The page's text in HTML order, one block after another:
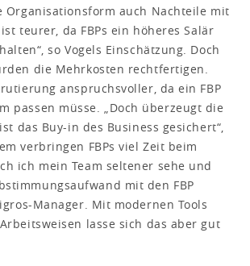
Organisationsform auch Nachteile mit
teurer, da FBPs ein höheres Salär
so Vogels Einschätzung. Doch
die Mehrkosten rechtfertigen.
anspruchsvoller, da ein FBP
passen müsse. „Doch überzeugt die
das Buy-in des Business gesichert“,
verbringen FBPs viel Zeit beim
ich mein Team seltener sehe und
mit den FBP
Manager. Mit modernen Tools
lasse sich das aber gut